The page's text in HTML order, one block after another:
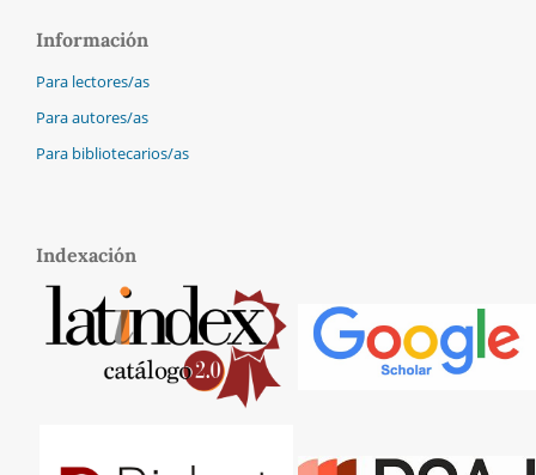
Información
Para lectores/as
Para autores/as
Para bibliotecarios/as
Indexación